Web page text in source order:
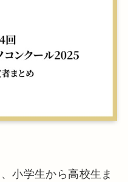
小学生から高校生ま